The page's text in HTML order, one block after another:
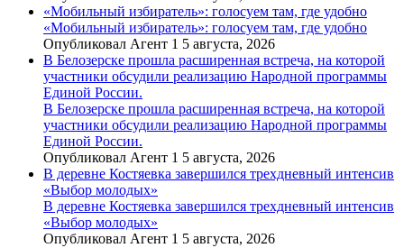
«Мобильный избиратель»: голосуем там, где удобно
«Мобильный избиратель»: голосуем там, где удобно
Опубликовал Агент 1 5 августа, 2026
В Белозерске прошла расширенная встреча, на которой
участники обсудили реализацию Народной программы
Единой России.
В Белозерске прошла расширенная встреча, на которой
участники обсудили реализацию Народной программы
Единой России.
Опубликовал Агент 1 5 августа, 2026
В деревне Костяевка завершился трехдневный интенсив
«Выбор молодых»
В деревне Костяевка завершился трехдневный интенсив
«Выбор молодых»
Опубликовал Агент 1 5 августа, 2026